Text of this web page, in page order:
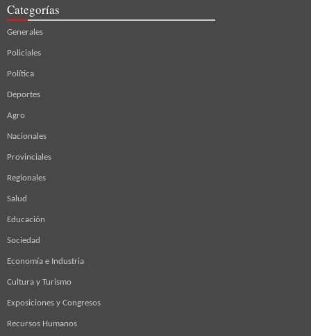
Categorías
Generales
Policiales
Política
Deportes
Agro
Nacionales
Provinciales
Regionales
Salud
Educación
Sociedad
Economía e Industria
Cultura y Turismo
Exposiciones y Congresos
Recursos Humanos